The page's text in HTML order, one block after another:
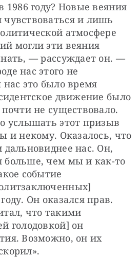
1986 году? Новые веяния
и лишь
атмосфере
могли эти веяния
— рассуждает он. —
нас этого не
нас это было время
движение было
не существовало.
услышать этот призыв
и некому. Оказалось, что
нас. Он,
больше, чем мы и как-то
событие
Он оказался прав.
что такими
голодовкой] он
Возможно, он их